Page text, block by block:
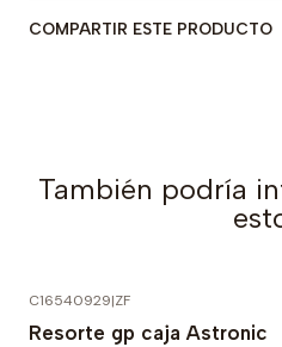
COMPARTIR ESTE PRODUCTO
También podría
C16540929|ZF
Resorte gp caja Astronic